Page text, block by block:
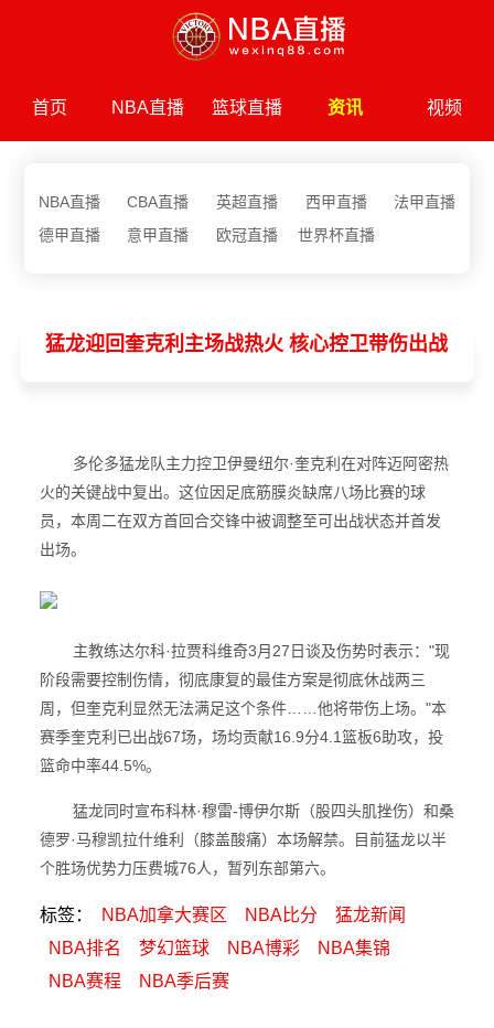
首页 NBA直播 篮球直播 资讯 视频
NBA直播 CBA直播 英超直播 西甲直播
法甲直播
德甲直播
意甲直播 欧冠直播 世界杯直播
猛龙迎回奎克利主场战热火 核心控卫带伤出战
多伦多猛龙队主力控卫伊曼纽尔·奎克利在对阵迈阿密热
火的关键战中复出。这位因足底筋膜炎缺席八场比赛的球
员，本周二在双方首回合交锋中被调整至可出战状态并首发
出场。
主教练达尔科·拉贾科维奇3月27日谈及伤势时表示："现
阶段需要控制伤情，彻底康复的最佳方案是彻底休战两三
周，但奎克利显然无法满足这个条件……他将带伤上场。"本
赛季奎克利已出战67场，场均贡献16.9分4.1篮板6助攻，投
篮命中率44.5%。
猛龙同时宣布科林·穆雷-博伊尔斯（股四头肌挫伤）和桑
德罗·马穆凯拉什维利（膝盖酸痛）本场解禁。目前猛龙以半
个胜场优势力压费城76人，暂列东部第六。
标签： NBA加拿大赛区 NBA比分
猛龙新闻
NBA排名
梦幻篮球 NBA博彩
NBA集锦
NBA赛程
NBA季后赛